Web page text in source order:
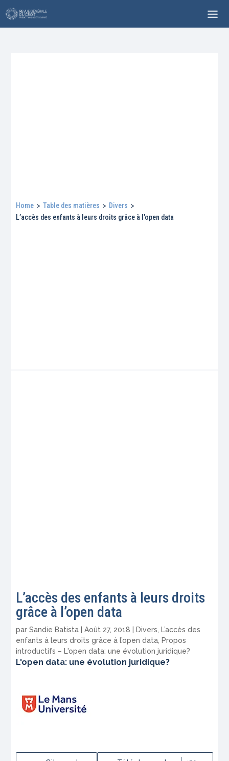
Home > Table des matières > Divers >
L’accès des enfants à leurs droits grâce à l’open data
L’accès des enfants à leurs droits
grâce à l’open data
parSandie Batista |Août 27, 2018 |Divers ,L’accès des
enfants à leurs droits grâce à l’open data ,Propos
introductifs – L'open data: une évolution juridique?
L'open data: une évolution juridique?